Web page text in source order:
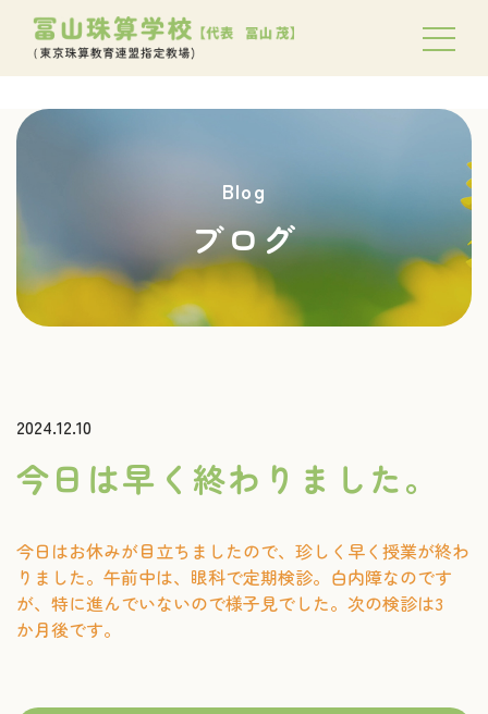
Blog
ブログ
2024.12.10
今日は早く終わりました。
今日はお休みが目立ちましたので、珍しく早く授業が終わ
りました。午前中は、眼科で定期検診。白内障なのです
が、特に進んでいないので様子見でした。次の検診は3
か月後です。